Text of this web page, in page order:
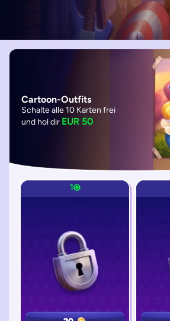
Cartoon-Outfits
Schalte alle 10 Karten frei
und hol dir EUR 50
1
1